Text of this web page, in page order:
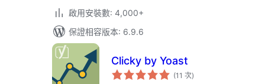
啟用安裝數: 4,000+
保證相容版本: 6.9.6
Clicky by Yoast
(11 次評
分)